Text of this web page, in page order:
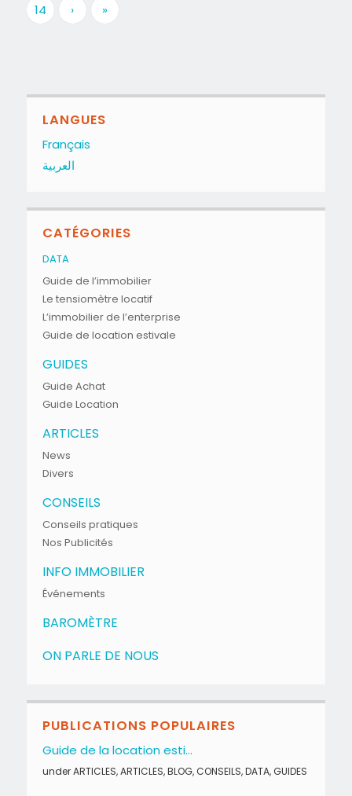
14
› »
LANGUES
Français
العربية
CATÉGORIES
DATA
Guide de l’immobilier
Le tensiomètre locatif
L’immobilier de l’enterprise
Guide de location estivale
GUIDES
Guide Achat
Guide Location
ARTICLES
News
Divers
CONSEILS
Conseils pratiques
Nos Publicités
INFO IMMOBILIER
Événements
BAROMÈTRE
ON PARLE DE NOUS
PUBLICATIONS POPULAIRES
Guide de la location esti...
underARTICLES,ARTICLES,BLOG,CONSEILS,DATA,GUIDES